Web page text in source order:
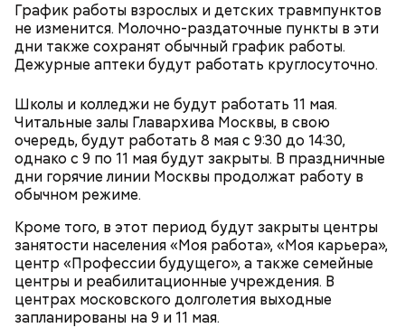
График работы взрослых и детских травмпунктов
не изменится. Молочно-раздаточные пункты в эти
дни также сохранят обычный график работы.
Дежурные аптеки будут работать круглосуточно.
Школы и колледжи не будут работать 11 мая.
Читальные залы Главархива Москвы, в свою
очередь, будут работать 8 мая с 9:30 до 14:30,
однако с 9 по 11 мая будут закрыты. В праздничные
дни горячие линии Москвы продолжат работу в
обычном режиме.
Кроме того, в этот период будут закрыты центры
занятости населения «Моя работа», «Моя карьера»,
центр «Профессии будущего», а также семейные
центры и реабилитационные учреждения. В
центрах московского долголетия выходные
запланированы на 9 и 11 мая.
От новичка к профи:
«Абилимпикс» помогает в
трудоустройстве москвичам с
особенностями здоровья
Лучшая техника
Диплом по цене квартиры: из чего
складывается стоимость
обучения в вузах и какие
профессии будут престижными
ПРЯМАЯ РЕЧЬ